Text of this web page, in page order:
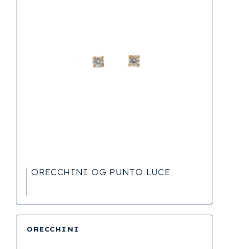
ORECCHINI OG PUNTO LUCE
ORECCHINI